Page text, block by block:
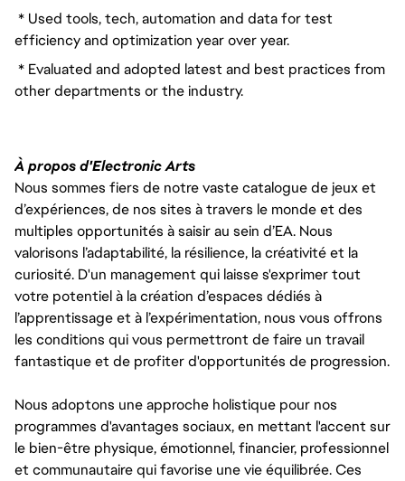
* Used tools, tech, automation and data for test
efficiency and optimization year over year.
* Evaluated and adopted latest and best practices from
other departments or the industry.
À propos d'Electronic Arts
Nous sommes fiers de notre vaste catalogue de jeux et
d’expériences, de nos sites à travers le monde et des
multiples opportunités à saisir au sein d’EA. Nous
valorisons l’adaptabilité, la résilience, la créativité et la
curiosité. D'un management qui laisse s'exprimer tout
votre potentiel à la création d’espaces dédiés à
l’apprentissage et à l’expérimentation, nous vous offrons
les conditions qui vous permettront de faire un travail
fantastique et de profiter d'opportunités de progression.
Nous adoptons une approche holistique pour nos
programmes d'avantages sociaux, en mettant l'accent sur
le bien-être physique, émotionnel, financier, professionnel
et communautaire qui favorise une vie équilibrée. Ces